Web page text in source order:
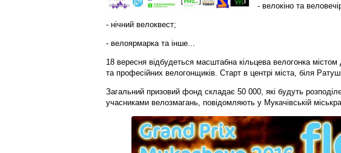
- велокіно та
- нічний велоквест;
- велоярмарка та інше...
18 вересня відбудеться масштабна кільцева велогонка
та професійних велогонщиків. Старт в центрі міста, біля
Загальний призовий фонд складає 50 000, які будуть
учасниками велозмагань, повідомляють у Мукачівській